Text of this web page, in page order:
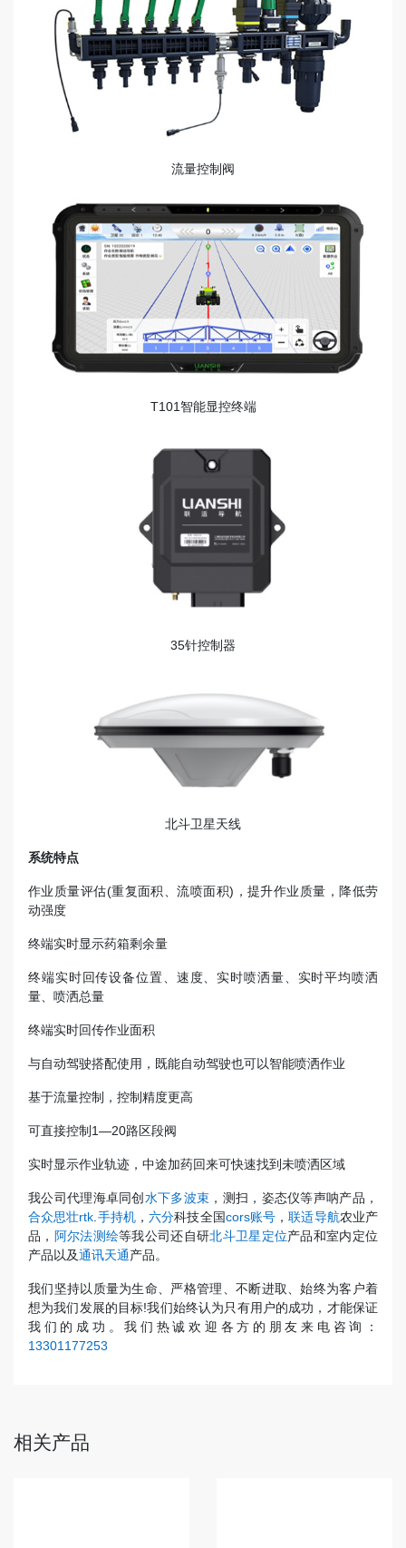
流量控制阀
T101智能显控终端
35针控制器
北斗卫星天线
系统特点
作业质量评估(重复面积、流喷面积)，提升作业质量，降低劳
动强度
终端实时显示药箱剩余量
终端实时回传设备位置、速度、实时喷洒量、实时平均喷洒
量、喷洒总量
终端实时回传作业面积
与自动驾驶搭配使用，既能自动驾驶也可以智能喷洒作业
基于流量控制，控制精度更高
可直接控制1—20路区段阀
实时显示作业轨迹，中途加药回来可快速找到未喷洒区域
我公司代理海卓同创 水下多波束 ，测扫，姿态仪等声呐产品，
合众思壮rtk 手持机，六分科技全国cors账号 ，联适导航农业产
品， 阿尔法测绘等我公司还自研北斗卫星定位产品和室内定位
产品以及通讯天通产品。
我们坚持以质量为生命、严格管理、不断进取、始终为客户着
想为我们发展的目标!我们始终认为只有用户的成功，才能保证
我们的成功。我们热诚欢迎各方的朋友来电咨询：
13301177253
相关产品